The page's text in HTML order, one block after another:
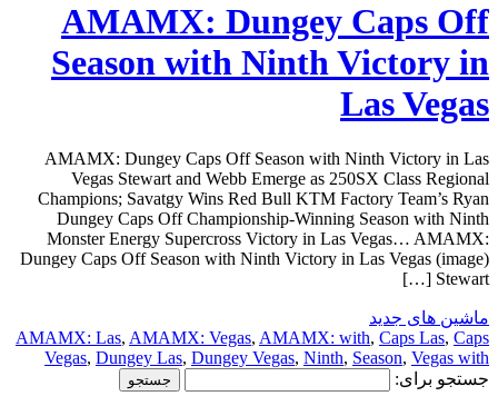
AMAMX: Dungey Caps Off
Season with Ninth Victory in
Las Vegas
AMAMX: Dungey Caps Off Season with Ninth Victory in Las
Vegas Stewart and Webb Emerge as 250SX Class Regional
Champions; Savatgy Wins Red Bull KTM Factory Team’s Ryan
Dungey Caps Off Championship-Winning Season with Ninth
Monster Energy Supercross Victory in Las Vegas… AMAMX:
Dungey Caps Off Season with Ninth Victory in Las Vegas (image)
Stewart […]
ماشین های جدید
AMAMX: Las, AMAMX: Vegas, AMAMX: with, Caps Las, Caps
Vegas, Dungey Las, Dungey Vegas, Ninth, Season, Vegas with
جستجو برای: